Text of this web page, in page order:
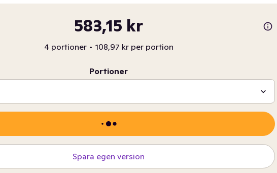
583,15 kr
4 portioner • 108,97 kr per portion
Portioner
Spara egen version